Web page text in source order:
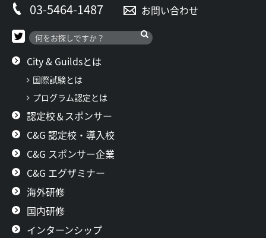
03-5464-1487 お問い合わせ
City & Guildsとは
国際試験とは
プログラム認定とは
認定校＆スポンサー
C&G 認定校・導入校
C&G スポンサー企業
C&G エグザミナー
海外研修
国内研修
インターンシップ